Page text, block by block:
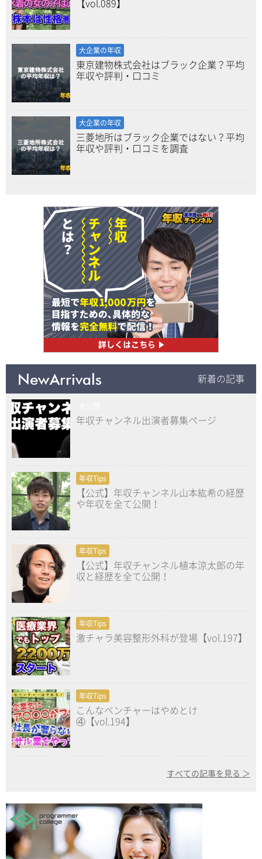
【vol.089】
大企業の年収
東京建物株式会社はブラック企業？平均
年収や評判・口コミ
大企業の年収
三菱地所はブラック企業ではない？平均
年収や評判・口コミを調査
NewArrivals 新着の記事
年収チャンネル出演者募集ページ
年収Tips
【公式】年収チャンネル山本紘希の経歴
や年収を全て公開！
年収Tips
【公式】年収チャンネル植本涼太郎の年
収と経歴を全て公開！
年収Tips
激チャラ美容整形外科が登場【vol.197】
年収Tips
こんなベンチャーはやめとけ
④【vol.194】
すべての記事を見る ＞